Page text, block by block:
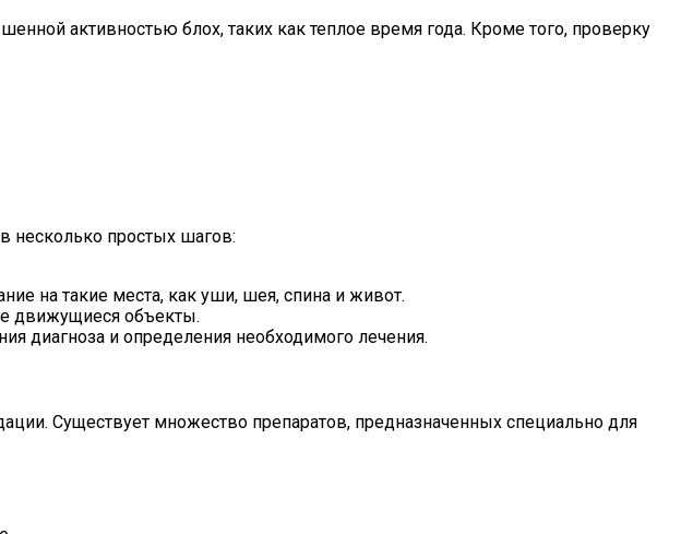
активностью блох, таких как теплое время года. Кроме того, проверку
несколько простых шагов:
на такие места, как уши, шея, спина и живот.
движущиеся объекты.
диагноза и определения необходимого лечения.
Существует множество препаратов, предназначенных специально для